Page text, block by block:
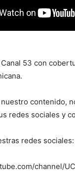
Canal 53 con
contenido,
redes sociales y
redes sociales:
channel/